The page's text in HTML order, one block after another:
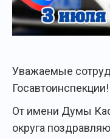
Уважаемые
Госавтоинспекции!
От имени Думы
округа